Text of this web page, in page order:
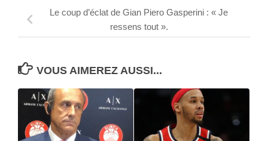
Le coup d’éclat de Gian Piero Gasperini : « Je
ressens tout ».
VOUS AIMEREZ AUSSI...